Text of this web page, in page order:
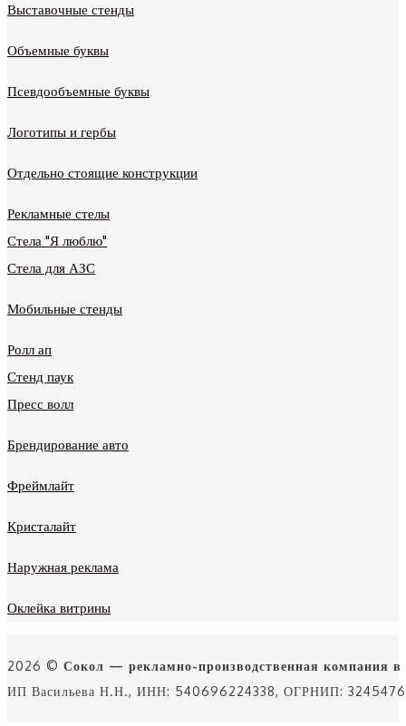
Выставочные стенды
Объемные буквы
Псевдообъемные буквы
Логотипы и гербы
Отдельно стоящие конструкции
Рекламные стелы
Стела "Я люблю"
Стела для АЗС
Мобильные стенды
Ролл ап
Стенд паук
Пресс волл
Брендирование авто
Фреймлайт
Кристалайт
Наружная реклама
Оклейка витрины
2026 © Сокол — рекламно-производственная компания в
ИП Васильева Н.Н., ИНН: 540696224338, ОГРНИП: